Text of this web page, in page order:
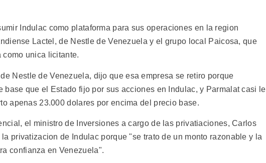
Indulac como plataforma para sus operaciones en la region
Lactel, de Nestle de Venezuela y el grupo local Paicosa, que
unica licitante.
Nestle de Venezuela, dijo que esa empresa se retiro porque
base que el Estado fijo por sus acciones en Indulac, y Parmalat casi le
apenas 23.000 dolares por encima del precio base.
el ministro de Inversiones a cargo de las privatiaciones, Carlos
privatizacion de Indulac porque "se trato de un monto razonable y la
confianza en Venezuela".